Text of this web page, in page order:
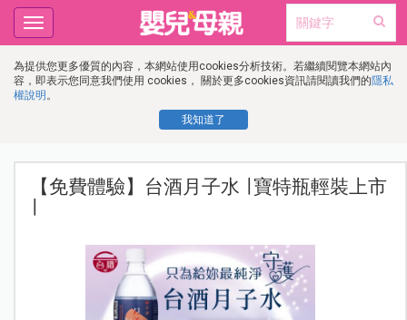
為提供您更多優質的內容，本網站使用cookies分析技術。若繼續閱覽本網站內
容，即表示您同意我們使用 cookies， 關於更多cookies資訊請閱讀我們的隱私
權說明 。
我知道了
Toggle
navigation
【免費體驗】台酒月子水 ∣ 寶特瓶輕裝上市